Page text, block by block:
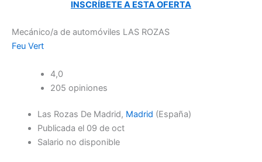
INSCRÍBETE A ESTA OFERTA
Mecánico/a de automóviles LAS ROZAS
Feu Vert
4,0
205 opiniones
Las Rozas De Madrid, Madrid (España)
Publicada el 09 de oct
Salario no disponible